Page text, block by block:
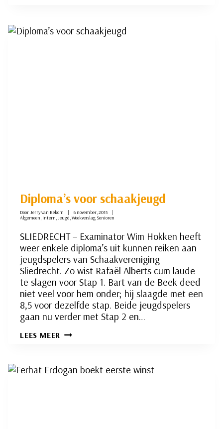
Diploma’s voor schaakjeugd
Door Jerry van Rekom
6 november, 2015
Algemeen, Intern,Jeugd,Weekverslag Senioren
SLIEDRECHT – Examinator Wim Hokken heeft
weer enkele diploma’s uit kunnen reiken aan
jeugdspelers van Schaakvereniging
Sliedrecht. Zo wist Rafaël Alberts cum laude
te slagen voor Stap 1. Bart van de Beek deed
niet veel voor hem onder; hij slaagde met een
8,5 voor dezelfde stap. Beide jeugdspelers
gaan nu verder met Stap 2 en…
LEES MEER DIPLOMA’S